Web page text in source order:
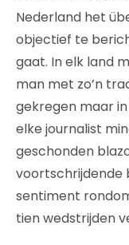
Nederland het
objectief te
gaat. In elk land
man met zo’n
gekregen maar
elke journalist
geschonden
voortschrijdende
sentiment
tien wedstrijden